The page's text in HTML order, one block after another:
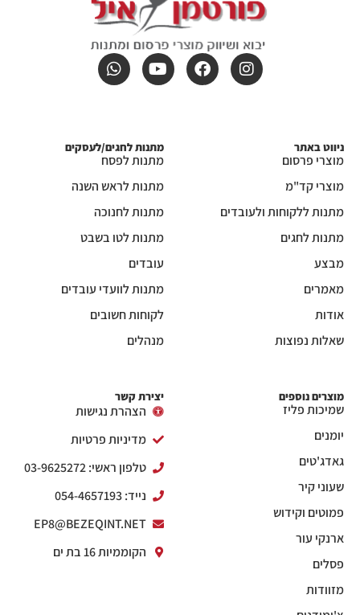
ניווט באתר
מוצרי פרסום
מוצרי קד"מ
מתנות ללקוחות ולעובדים
מתנות לחגים
מבצע
מאמרים
אודות
שאלות נפוצות
מתנות לחגים/לעסקים
מתנות לפסח
מתנות לראש השנה
מתנות לחנוכה
מתנות לטו בשבט
עובדים
מתנות לוועדי עובדים
לקוחות חשובים
מנהלים
מוצרים נוספים
שמיכות פליז
יומנים
גאדג'טים
שעוני קיר
פמוטים וקידוש
ארנקי עור
פסלים
מזוודות
יצירת קשר
הצהרת נגישות
מדיניות פרטיות
טלפון ראשי: 03-9625272
נייד: 054-4657193
EP8@BEZEQINT.NET
הקוממיות 16 בת ים